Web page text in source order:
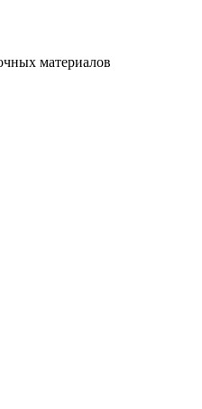
материалов